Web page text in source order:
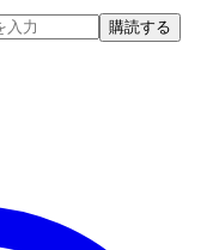
購読する